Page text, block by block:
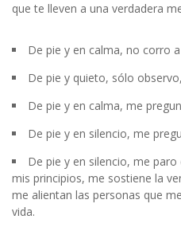
que te lleven a una verdadera
De pie y en calma, no corro
De pie y quieto, sólo
De pie y en calma, me
De pie y en silencio, me
De pie y en silencio, me
mis principios, me sostiene la
me alientan las personas que
vida.